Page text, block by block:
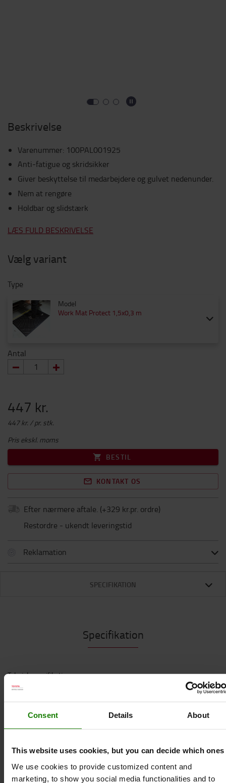
Consent Details About
This website uses cookies, but you can decide which ones
We use cookies to provide customized content and
marketing, to show you social media functionalities and to
Beskrivelse
Varenummer: 100PAL001925
Anti-fatigue og skridsikker
Giver beskyttelse til medarbejdere og gulvet nedenunder.
Nem at rengøre
Holdbar og slidstærk
LÆS FULD BESKRIVELSE
Vælg variant
Type
Model
Work Mat Protect 1,5x0,3 m
Antal
447 kr.
447 kr. / pr. stk.
Pris ekskl. moms
BESTIL
KONTAKT OS
Efter nærmere aftale. (+329 kr.pr. ordre)
Restordre - ukendt leveringstid
Reklamation
SPECIFIKATION
Specifikation
Teknisk specifikation
velegnet til brug i entre og til industrigulve. Anti-slip
med drænende ringe. Affasede kanter. Tykkelse 13 mm.
*WORK MAT COMFORT
Stor Comfort Dial anti-fatigue mat velegnet til
industrielle miljøer. Toppen tåler de fleste olier og